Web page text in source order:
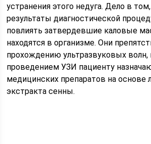
устранения этого недуга. Дело в
результаты диагностической
повлиять затвердевшие каловые
находятся в организме. Они
прохождению ультразвуковых волн,
проведением УЗИ пациенту
медицинских препаратов на основе
экстракта сенны.